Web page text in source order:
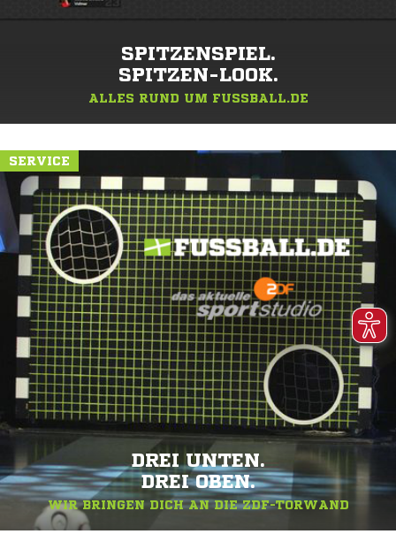
SPITZENSPIEL.
SPITZEN-LOOK.
ALLES RUND UM FUSSBALL.DE
SERVICE
DREI UNTEN.
DREI OBEN.
WIR BRINGEN DICH AN DIE ZDF-TORWAND